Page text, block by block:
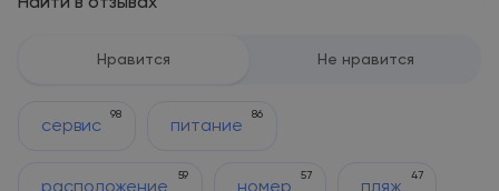
Нравится Не нравится
сервис
98
питание
86
расположение
59
номер
57
пляж
47